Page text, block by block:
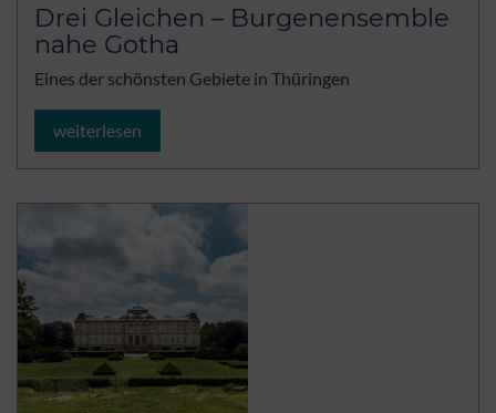
Drei Gleichen – Burgenensemble
nahe Gotha
Eines der schönsten Gebiete in Thüringen
weiterlesen